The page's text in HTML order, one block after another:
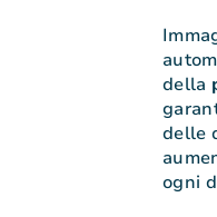
della
delle
ogni